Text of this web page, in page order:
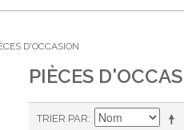
D'OCCASION
PIÈCES
TRIER PAR